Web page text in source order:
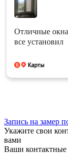
Отличные
все установил
Запись на замер
Укажите свои
вами
Ваши контактные